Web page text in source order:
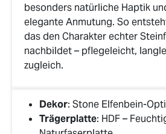
besonders natürliche Haptik
elegante Anmutung. So
das den Charakter echter
nachbildet – pflegeleicht,
zugleich.
Dekor: Stone Elfenbein-
Trägerplatte: HDF –